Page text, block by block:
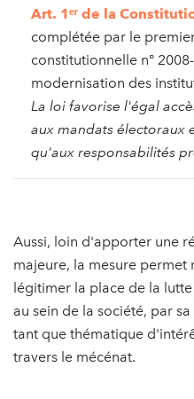
Art. 1ᵉʳ de la
complétée par le
constitutionnelle n°
modernisation des
La loi favorise l'égal
aux mandats électoraux
qu'aux responsabilités
Aussi, loin d'apporter une
majeure, la mesure permet
légitimer la place de la
au sein de la société, par
tant que thématique
travers le mécénat.